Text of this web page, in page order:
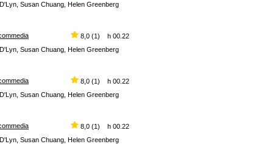
Susan Chuang, Helen Greenberg
8,0 (1) h 00.22
Susan Chuang, Helen Greenberg
8,0 (1) h 00.22
Susan Chuang, Helen Greenberg
8,0 (1) h 00.22
Susan Chuang, Helen Greenberg